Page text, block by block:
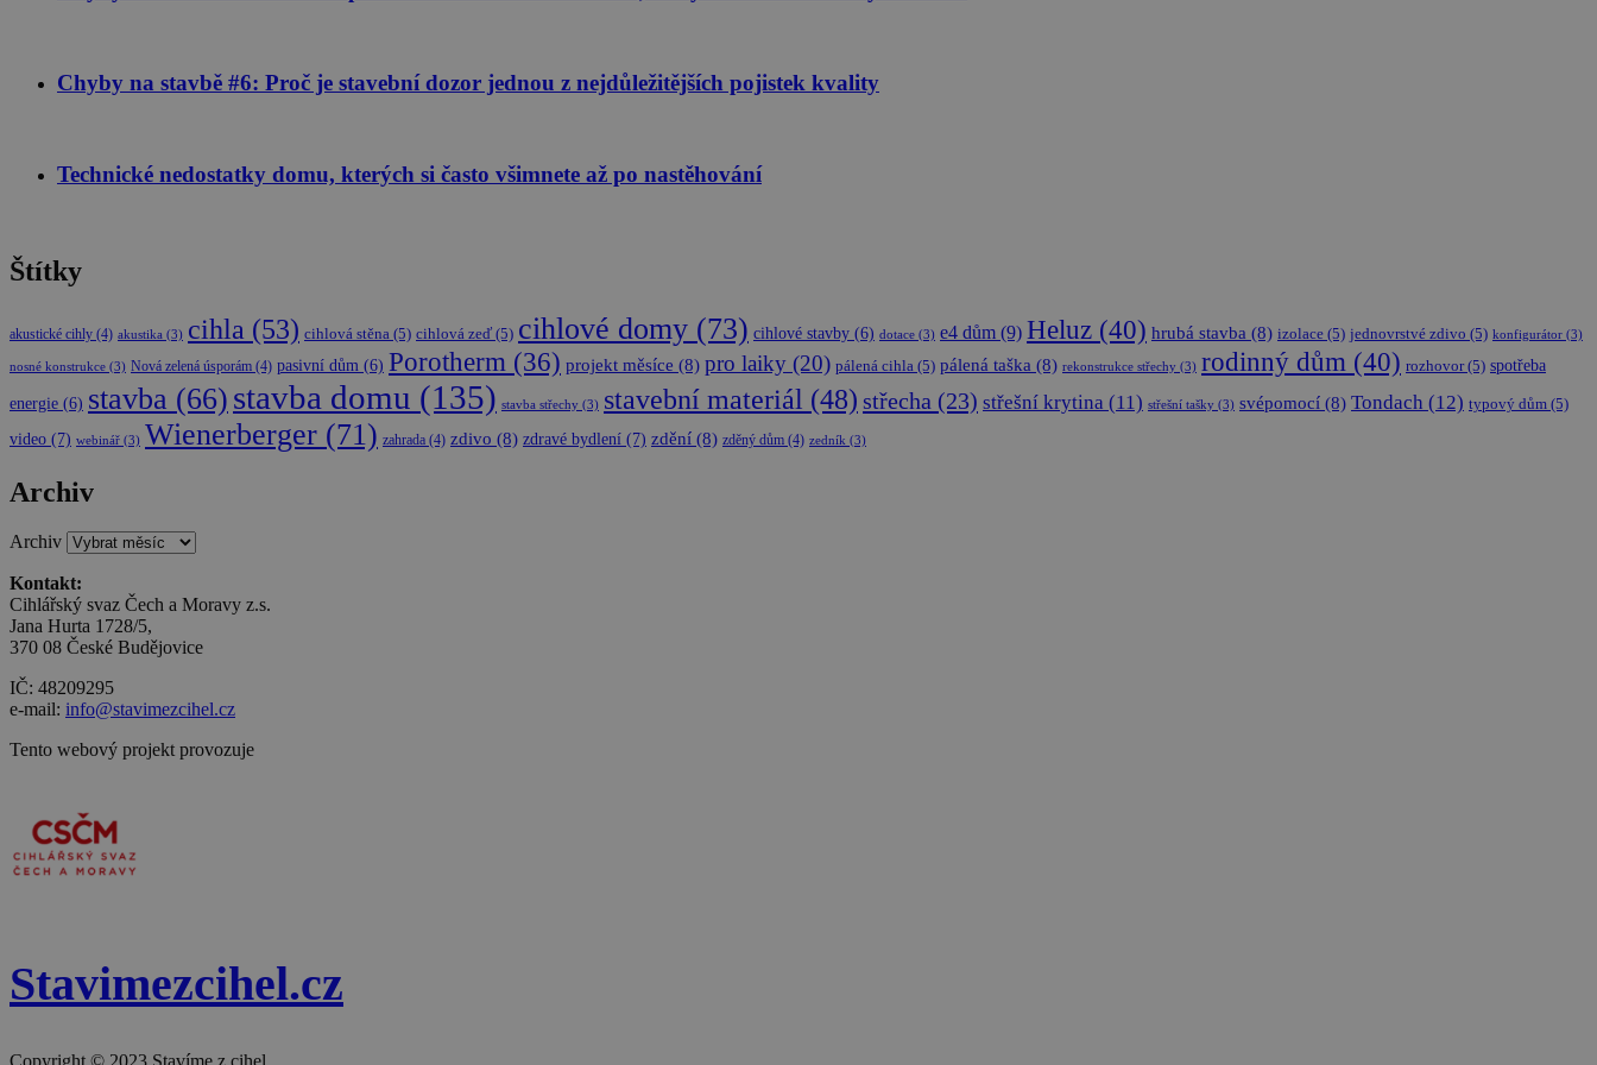
Chyby na stavbě #6: Proč je stavební dozor jednou z nejdůležitějších pojistek kvality
Technické nedostatky domu, kterých si často všimnete až po nastěhování
Štítky
akustické cihly (4) akustika (3) cihla (53) cihlová stěna (5) cihlová zeď (5) cihlové domy (73) cihlové stavby (6) dotace (3) e4 dům (9) Heluz (40) hrubá stavba (8) izolace (5) jednovrstvé zdivo (5) konfigurátor (3)
nosné konstrukce (3) Nová zelená úsporám (4) pasivní dům (6) Porotherm (36) projekt měsíce (8) pro laiky (20) pálená cihla (5) pálená taška (8) rekonstrukce střechy (3) rodinný dům (40) rozhovor(5) spotřeba
energie (6) stavba (66) stavba domu (135) stavba střechy (3) stavební materiál (48) střecha (23) střešní krytina (11) střešní tašky (3) svépomocí (8) Tondach (12) typový dům (5)
video (7) webinář (3) Wienerberger (71) zahrada (4) zdivo (8) zdravé bydlení (7) zdění (8) zděný dům (4) zedník (3)
Archiv
Archiv
Kontakt:
Cihlářský svaz Čech a Moravy z.s.
Jana Hurta 1728/5,
370 08 České Budějovice
IČ: 48209295
e-mail: info@stavimezcihel.cz
Tento webový projekt provozuje
Stavimezcihel.cz
Copyright © 2023 Stavíme z cihel